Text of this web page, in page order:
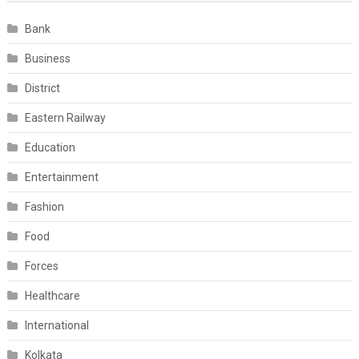
Bank
Business
District
Eastern Railway
Education
Entertainment
Fashion
Food
Forces
Healthcare
International
Kolkata